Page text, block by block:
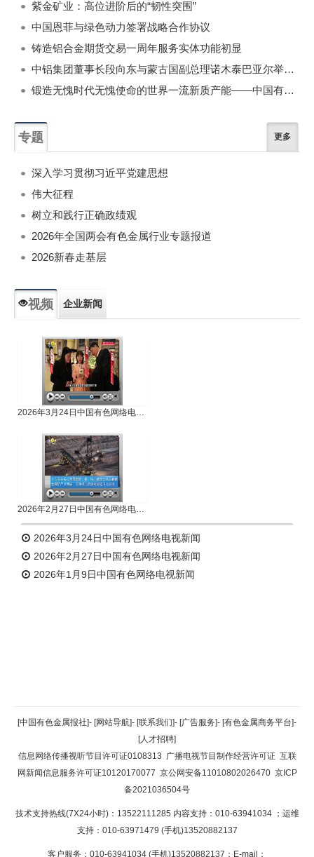
紫金矿业：高位进阶后的“韧性突围”
中国恩菲与绿色动力签署战略合作协议
铸造铝合金期货交易一周年服务实体功能初显
中铝集团董事长段向东与蒙古国副总理诺木泰巴亚尔举行会谈
锻造无愧时代无愧使命的世界一流新质产能——中国有色金属工业的战略应对与破局之道（二）
专题 更多
深入学习贯彻习近平党建思想
伟大征程
树立和践行正确政绩观
2026年全国两会有色金属行业专题报道
2026新春走基层
视频 企业新闻
2026年3月24日中国有色网络电视新闻
2026年2月27日中国有色网络电视新闻
2026年3月24日中国有色网络电视新闻
2026年2月27日中国有色网络电视新闻
2026年1月9日中国有色网络电视新闻
返回顶部
返回首页
[中国有色金属报社]- [网站导航]- [联系我们]- [广告服务]- [有色金属商务平台]-
[人才招聘]
信息网络传播视听节目许可证0108313 广播电视节目制作经营许可证 互联
网新闻信息服务许可证10120170077 京公网安备11010802026470 京ICP
备2021036504号
技术支持热线(7X24小时)：13522111285 内容支持：010-63941034 ；运维
支持：010-63971479 (手机)13520882137
客户服务：010-63941034 (手机)13520882137；E-mail：